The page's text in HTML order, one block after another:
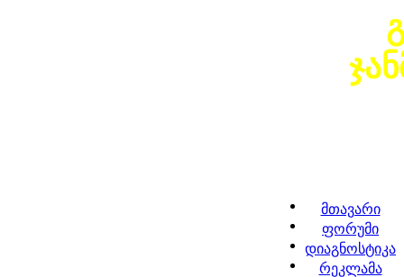
მთავარი
ფორუმი
დიაგნოსტიკა
რეკლამა